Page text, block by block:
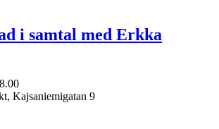
i samtal med Erkka
Kajsaniemigatan 9